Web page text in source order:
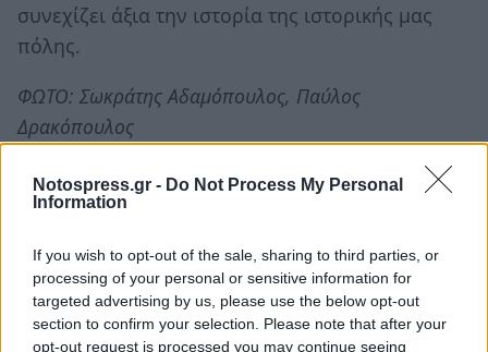
Notospress.gr - Do Not Process My Personal
Information
If you wish to opt-out of the sale, sharing to third parties, or
processing of your personal or sensitive information for
targeted advertising by us, please use the below opt-out
section to confirm your selection. Please note that after your
opt-out request is processed you may continue seeing
συνεχίζει άξια την ιστορία της ιστορικής μας
πόλης.
ΦΩΤΟ: Σωκράτης Αδαμόπουλος, Παύλος
Δρακόπουλος